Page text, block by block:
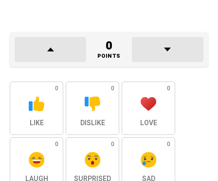
0
POINTS
0
LIKE
0
DISLIKE
0
LOVE
0
LAUGH
0
SURPRISED
0
SAD